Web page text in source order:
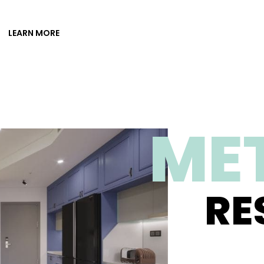
LEARN MORE